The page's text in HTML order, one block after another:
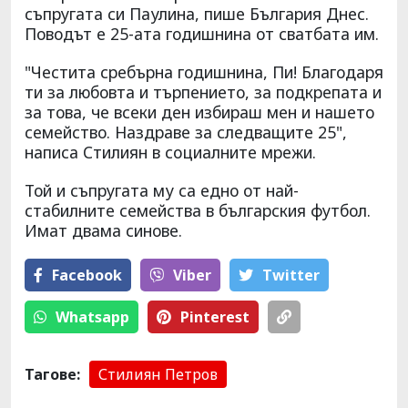
съпругата си Паулина, пише България Днес.
Поводът е 25-ата годишнина от сватбата им.
"Честита сребърна годишнина, Пи! Благодаря
ти за любовта и търпението, за подкрепата и
за това, че всеки ден избираш мен и нашето
семейство. Наздраве за следващите 25",
написа Стилиян в социалните мрежи.
Той и съпругата му са едно от най-
стабилните семейства в българския футбол.
Имат двама синове.
Facebook Viber Тwitter
Whatsapp Pinterest
Тагове: Стилиян Петров